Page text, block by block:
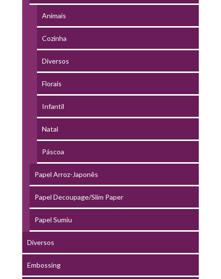
Animais
Cozinha
Diversos
Florais
Infantil
Natal
Páscoa
Papel Arroz-Japonês
Papel Decoupage/Slim Paper
Papel Sumiu
Diversos
Embossing